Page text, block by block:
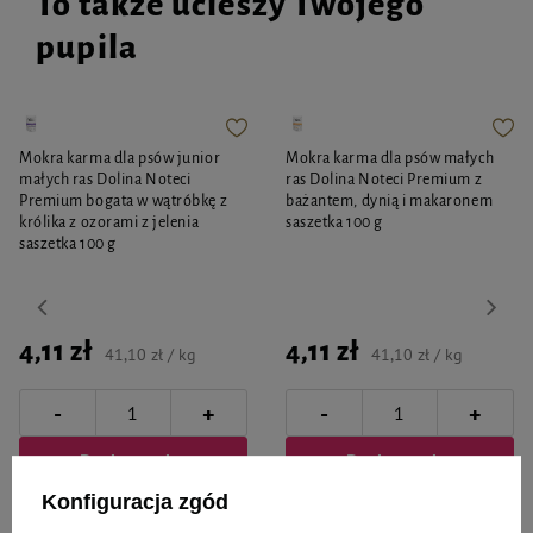
pupila
Mokra karma dla psów junior
małych ras Dolina Noteci
Premium bogata w wątróbkę z
królika z ozorami z jelenia
saszetka 100 g
4,11 zł 41,10 zł / kg
- +
Do koszyka
Mokra karma dla psów małych
ras Dolina Noteci Premium z
bażantem, dynią i makaronem
saszetka 100 g
4,11 zł 41,10 zł / kg
- +
Do koszyka
Konfiguracja zgód